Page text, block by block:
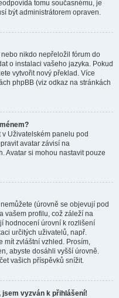
tomu současnému, je
být administrátorem opraven.
nikdo nepřeložil fórum do
o instalaci vašeho jazyka. Pokud
vytvořit nový překlad. Více
phpBB (viz odkaz na stránkách
Uživatelském panelu pod
avatar závisí na
Avatar si mohou nastavit pouze
(úrovně se objevují pod
vašem profilu, což záleží na
hodnocení úrovní k rozlišení
určitých uživatelů, např.
mít zvláštní vzhled. Prosím,
abyste dosáhli vyšší úrovně.
vašich příspěvků snížit.
jsem vyzván k přihlášení!